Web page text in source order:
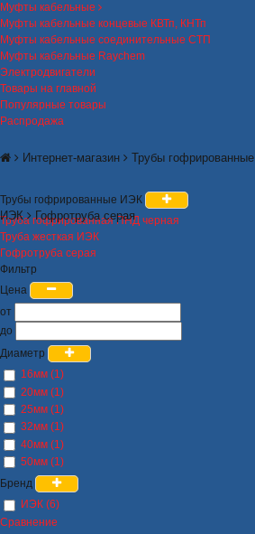
Муфты кабельные
Муфты кабельные концевые КВТп, КНТп
Муфты кабельные соединительные СТП
Муфты кабельные Raychem
Электродвигатели
Товары на главной
Популярные товары
Распродажа
Интернет-магазин Трубы гофрированные
ИЭК Гофротруба серая
Трубы гофрированные ИЭК
Труба гофрированная ПНД черная
Труба жесткая ИЭК
Гофротруба серая
Фильтр
Цена
от
до
Диаметр
16мм (1)
20мм (1)
25мм (1)
32мм (1)
40мм (1)
50мм (1)
Бренд
ИЭК (6)
Сравнение